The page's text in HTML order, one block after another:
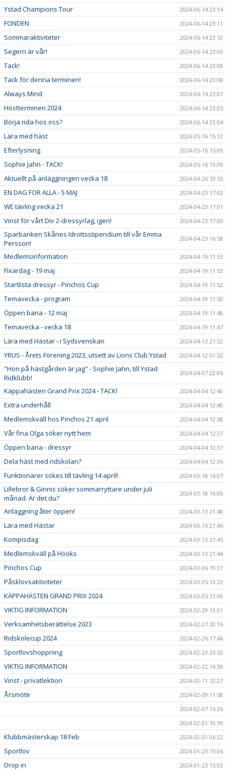
Ystad Champions Tour 2024-06-14 23:14
FONDEN 2024-06-14 23:11
Sommaraktiviteter 2024-06-14 23:10
Segern är vår! 2024-06-14 23:09
Tack! 2024-06-14 23:08
Tack för denna terminen! 2024-06-14 23:08
Always Mind 2024-06-14 23:07
Höstterminen 2024 2024-06-14 23:05
Börja rida hos oss? 2024-06-14 23:04
Lära med häst 2024-05-16 15:12
Efterlysning 2024-05-16 15:09
Sophie Jahn - TACK! 2024-05-16 15:09
Aktuellt på anläggningen vecka 18 2024-04-26 10:53
EN DAG FÖR ALLA - 5 MAJ 2024-04-23 17:02
WE tävling vecka 21 2024-04-23 17:01
Vinst för vårt Div 2-dressyrlag, igen! 2024-04-23 17:00
Sparbanken Skånes Idrottsstipendium till vår Emma
Persson!
2024-04-23 16:58
Medlemsinformation 2024-04-19 11:53
Fixardag - 19 maj 2024-04-19 11:53
Startlista dressyr - Pinchos Cup 2024-04-19 11:52
Temavecka - program 2024-04-19 11:50
Öppen bana - 12 maj 2024-04-19 11:48
Temavecka - vecka 18 2024-04-19 11:47
Lära med Hästar - i Sydsvenskan 2024-04-13 21:32
YRUS - Årets Förening 2023, utsett av Lions Club Ystad 2024-04-12 01:32
"Hon på hästgården är jag" - Sophie Jahn, till Ystad
Ridklubb!
2024-04-07 22:06
Käppahästen Grand Prix 2024 - TACK! 2024-04-04 12:40
Extra underhåll 2024-04-04 12:40
Medlemskväll hos Pinchos 21 april 2024-04-04 12:38
Vår fina Olga söker nytt hem 2024-04-04 12:37
Öppen bana - dressyr 2024-04-04 12:37
Dela häst med ridskolan? 2024-04-04 12:36
Funktionärer sökes till tävling 14 april! 2024-03-18 16:07
Lillebror & Ginnis söker sommarryttare under juli
månad. Är det du?
2024-03-18 16:06
Anläggning åter öppen! 2024-03-13 21:48
Lära med Hästar 2024-03-13 21:46
Kompisdag 2024-03-13 21:45
Medlemskväll på Hööks 2024-03-13 21:44
Pinchos Cup 2024-03-06 19:37
Påsklovsaktiviteter 2024-03-05 13:22
KÄPPAHÄSTEN GRAND PRIX 2024 2024-03-05 13:00
VIKTIG INFORMATION 2024-02-29 13:01
Verksamhetsberättelse 2023 2024-02-27 20:16
Ridskolecup 2024 2024-02-26 17:46
Sportlovshoppning 2024-02-23 23:32
VIKTIG INFORMATION 2024-02-22 16:59
Vinst - privatlektion 2024-02-11 12:27
Årsmöte
2024-02-09 11:58
2024-02-07 15:26
2024-02-01 10:19
Klubbmästerskap 18 Feb 2024-02-01 06:22
Sportlov 2024-01-23 15:06
Drop in 2024-01-23 15:03